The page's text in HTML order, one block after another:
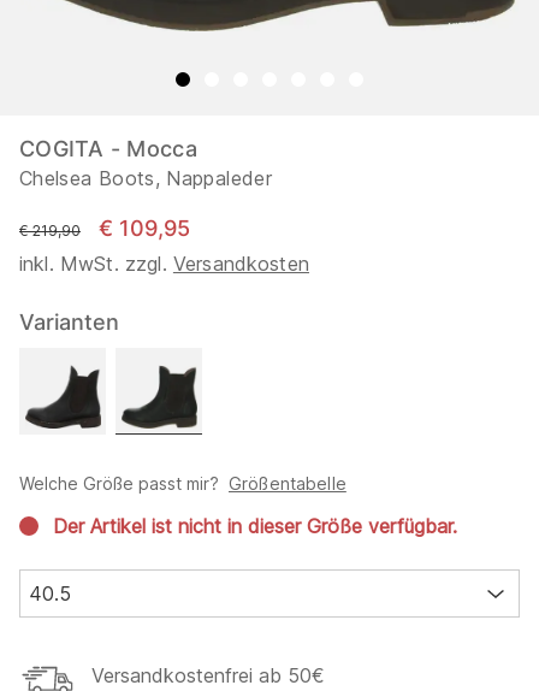
COGITA - Mocca
Chelsea Boots, Nappaleder
statt
€ 219,90 € 109,95
inkl. MwSt. zzgl. Versandkosten
Varianten
Welche Größe passt mir? Größentabelle
Der Artikel ist nicht in dieser Größe verfügbar.
40.5
Versandkostenfrei ab 50€